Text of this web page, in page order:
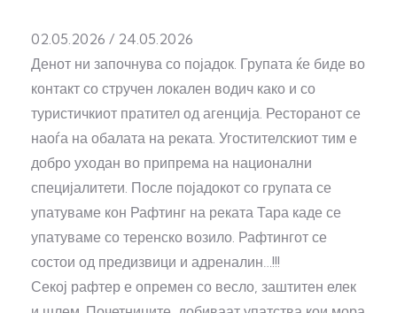
02.05.2026 / 24.05.2026
Денот ни започнува со појадок. Групата ќе биде во
контакт со стручен локален водич како и со
туристичкиот пратител од агенција. Ресторанот се
наоѓа на обалата на реката. Угостителскиот тим е
добро уходан во припрема на национални
специјалитети. После појадокот со групата се
упатуваме кон Рафтинг на реката Тара каде се
упатуваме со теренско возило. Рафтингот се
состои од предизвици и адреналин…!!!
Секој рафтер е опремен со весло, заштитен елек